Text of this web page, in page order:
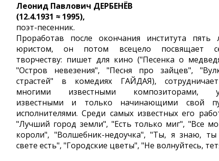
Леонид Павлович ДЕРБЕНЁВ
(12.4.1931 ≈ 1995),
поэт-песенник.
Проработав после окончания института пять
юристом, он потом всецело посвящает
творчеству: пишет для кино ("Песенка о
"Остров невезения", "Песня про зайцев",
страстей" в комедиях ГАЙДАЯ),
многими известными композиторами,
известными и только начинающими свой
исполнителями. Среди самых известных его
"Лучший город земли", "Есть только миг", "Все
короли", "Волшебник-недоучка", "Ты, я знаю,
свете есть", "Городские цветы", "Не волнуйтесь,